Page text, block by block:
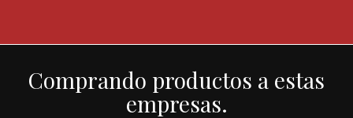
Comprando productos a estas
empresas.